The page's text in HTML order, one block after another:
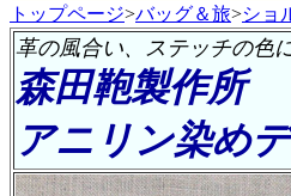
トップページ>バッグ＆旅>ショ
革の風合い、ステッチの色
森田鞄製作所
アニリン染め